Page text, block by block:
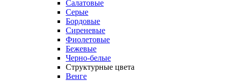
Салатовые
Серые
Бордовые
Сиреневые
Фиолетовые
Бежевые
Черно-белые
Структурные цвета
Венге